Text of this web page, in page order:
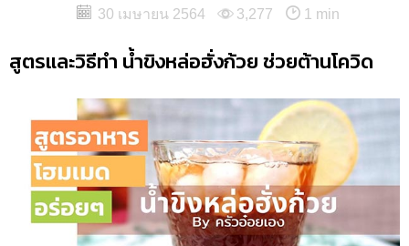
30 เมษายน 2564 3,277 1 min
สูตรและวิธีทำ น้ำขิงหล่อฮั่งก้วย ช่วยต้านโควิด